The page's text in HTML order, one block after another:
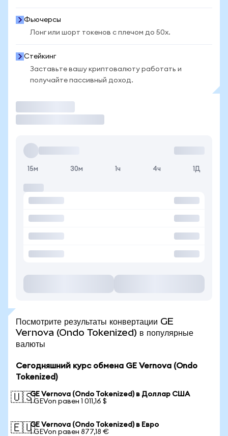
Фьючерсы
Лонг или шорт токенов с плечом до 50x.
Стейкинг
Заставьте вашу криптовалюту работать и
получайте пассивный доход.
15м 30м 1ч 4ч 1Д
Посмотрите результаты конвертации GE
Vernova (Ondo Tokenized) в популярные
валюты
Сегодняшний курс обмена GE Vernova (Ondo
Tokenized)
🇺🇸GE Vernova (Ondo Tokenized) в Доллар США
1 GEVon равен 1 011,16 $
🇪🇺GE Vernova (Ondo Tokenized) в Евро
1 GEVon равен 877,18 €